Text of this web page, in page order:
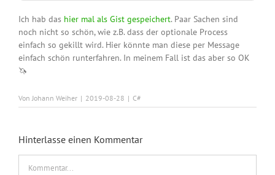
Ich hab das hier mal als Gist gespeichert. Paar Sachen sind
noch nicht so schön, wie z.B. dass der optionale Process
einfach so gekillt wird. Hier könnte man diese per Message
einfach schön runterfahren. In meinem Fall ist das aber so OK
🦄
VonJohann Weiher | 2019-08-28 | C#
Hinterlasse einen Kommentar